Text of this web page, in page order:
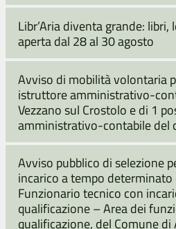
Libr’Aria diventa grande: libri,
aperta dal 28 al 30 agosto
Avviso di mobilità volontaria
istruttore amministrativo-
Vezzano sul Crostolo e di 1
amministrativo-contabile del
Avviso pubblico di selezione
incarico a tempo determinato
Funzionario tecnico con
qualificazione – Area dei
qualificazione, del Comune di